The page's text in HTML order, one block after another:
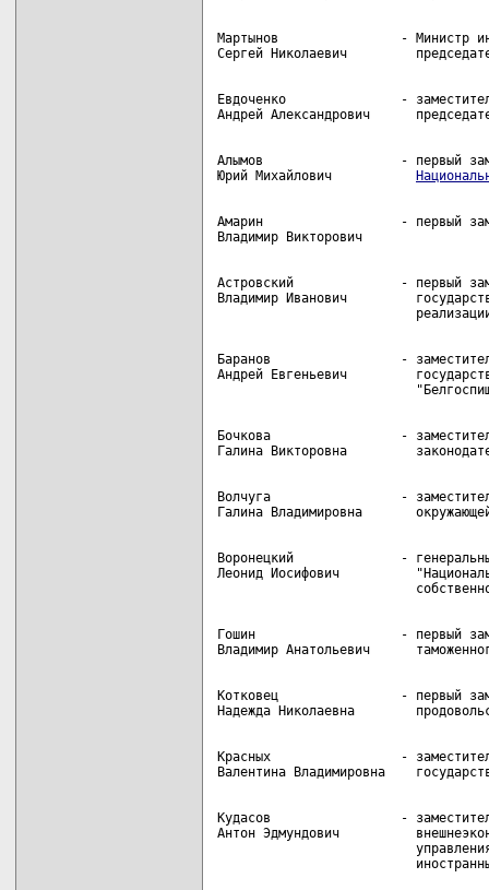
Мартынов                - Министр
Евдоченко               - заместитель
Алымов                  - первый
Юрий Михайлович
Амарин                  - первый
Астровский              - первый
Владимир Иванович
Баранов                 - заместитель
Андрей Евгеньевич
Бочкова                 - заместитель
Волчуга                 - заместитель
Воронецкий              - генеральный
Леонид Иосифович
Гошин                   - первый
Котковец                - первый
Красных                 - заместитель
Кудасов                 - заместитель
Антон Эдмундович